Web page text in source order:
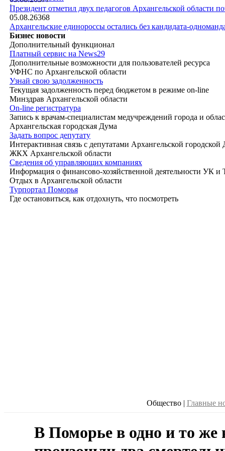
|
Президент отметил двух педагогов Архангельской области
05.08.26368
Архангельские единороссы остались без кандидата-
Бизнес новости
Дополнительный функционал
Платный сервис на News29
Дополнительные возможности для пользователей ресурса
УФНС по Архангельской области
Узнай свою задолженность
Текущая задолженность перед бюджетом в режиме on-line
Минздрав Архангельской области
On-line регистратура
Запись к врачам-специалистам медучреждений города и
Архангельская городская Дума
Задать вопрос депутату
Интерактивная связь с депутатами Архангельской
ЖКХ Архангельской области
Сведения об управляющих компаниях
Информация о финансово-хозяйственной деятельности УК
Отдых в Архангельской области
Турпортал Поморья
Где остановиться, как отдохнуть, что посмотреть
Общество | Главные
В Поморье в одно и то же